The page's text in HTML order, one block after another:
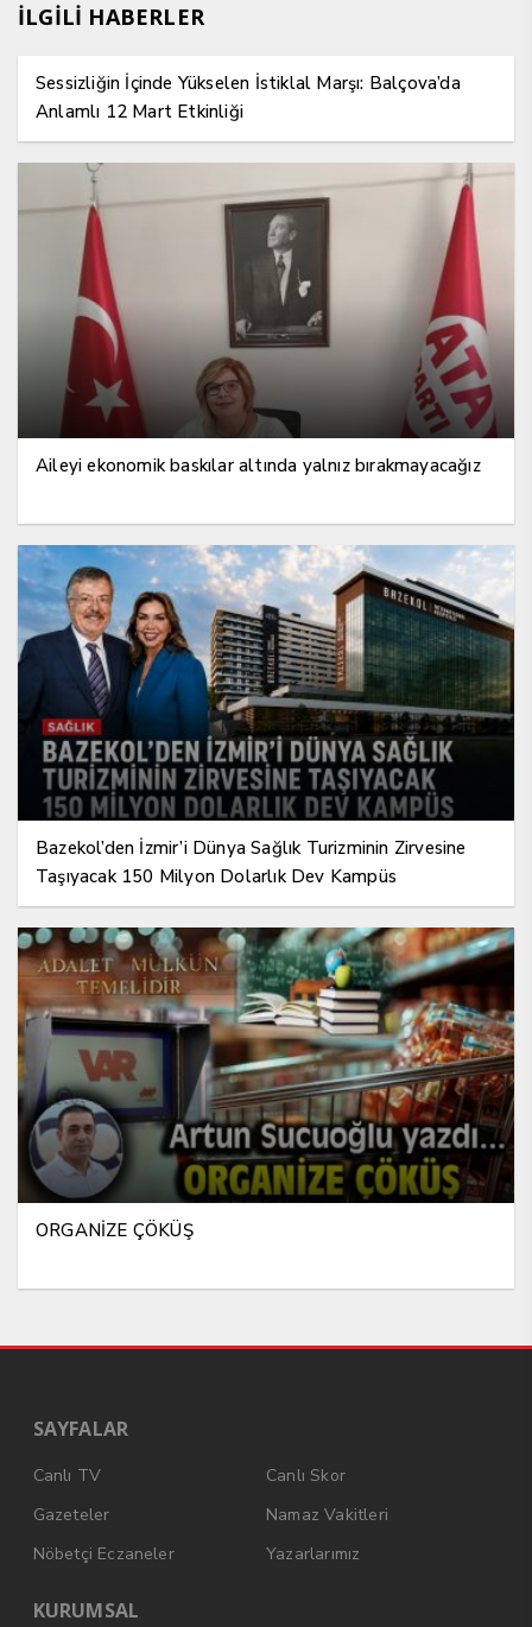
İLGİLİ HABERLER
Sessizliğin İçinde Yükselen İstiklal Marşı: Balçova’da
Anlamlı 12 Mart Etkinliği
Aileyi ekonomik baskılar altında yalnız bırakmayacağız
Bazekol’den İzmir’i Dünya Sağlık Turizminin Zirvesine
Taşıyacak 150 Milyon Dolarlık Dev Kampüs
ORGANİZE ÇÖKÜŞ
SAYFALAR
Canlı TV
Canlı Skor
Gazeteler
Namaz Vakitleri
Nöbetçi Eczaneler
Yazarlarımız
KURUMSAL